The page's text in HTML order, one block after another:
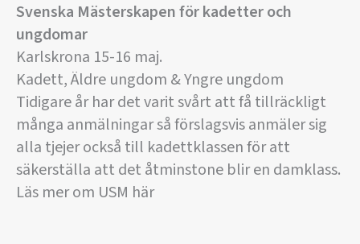
Svenska Mästerskapen för kadetter och
ungdomar
Karlskrona 15-16 maj.
Kadett, Äldre ungdom & Yngre ungdom
Tidigare år har det varit svårt att få tillräckligt
många anmälningar så förslagsvis anmäler sig
alla tjejer också till kadettklassen för att
säkerställa att det åtminstone blir en damklass.
Läs mer om USM här